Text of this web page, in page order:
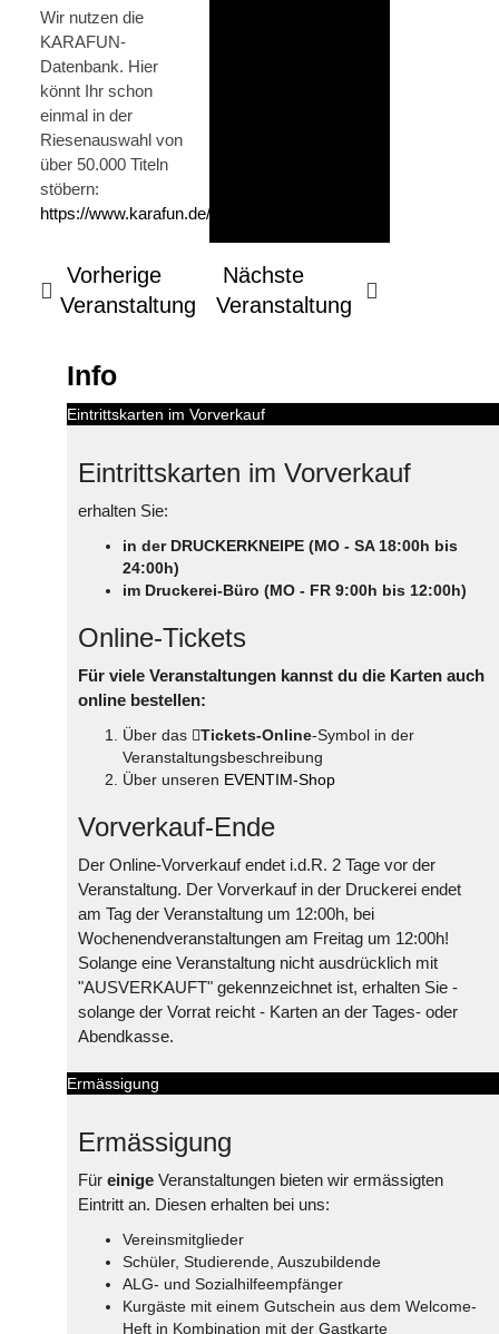
Wir nutzen die
KARAFUN-
Datenbank. Hier
könnt Ihr schon
einmal in der
Riesenauswahl von
über 50.000 Titeln
stöbern:
https://www.karafun.de/karaoke/
Vorherige
Veranstaltung
Nächste
Veranstaltung
Info
Eintrittskarten im Vorverkauf
Eintrittskarten im Vorverkauf
erhalten Sie:
in der DRUCKERKNEIPE (MO - SA 18:00h bis
24:00h)
im Druckerei-Büro (MO - FR 9:00h bis 12:00h)
Online-Tickets
Für viele Veranstaltungen kannst du die Karten auch
online bestellen:
Über das Tickets-Online-Symbol in der
Veranstaltungsbeschreibung
Über unseren EVENTIM-Shop
Vorverkauf-Ende
Der Online-Vorverkauf endet i.d.R. 2 Tage vor der
Veranstaltung. Der Vorverkauf in der Druckerei endet
am Tag der Veranstaltung um 12:00h, bei
Wochenendveranstaltungen am Freitag um 12:00h!
Solange eine Veranstaltung nicht ausdrücklich mit
"AUSVERKAUFT" gekennzeichnet ist, erhalten Sie -
solange der Vorrat reicht - Karten an der Tages- oder
Abendkasse.
Ermässigung
Ermässigung
Für einige Veranstaltungen bieten wir ermässigten
Eintritt an. Diesen erhalten bei uns:
Vereinsmitglieder
Schüler, Studierende, Auszubildende
ALG- und Sozialhilfeempfänger
Kurgäste mit einem Gutschein aus dem Welcome-
Heft in Kombination mit der Gastkarte